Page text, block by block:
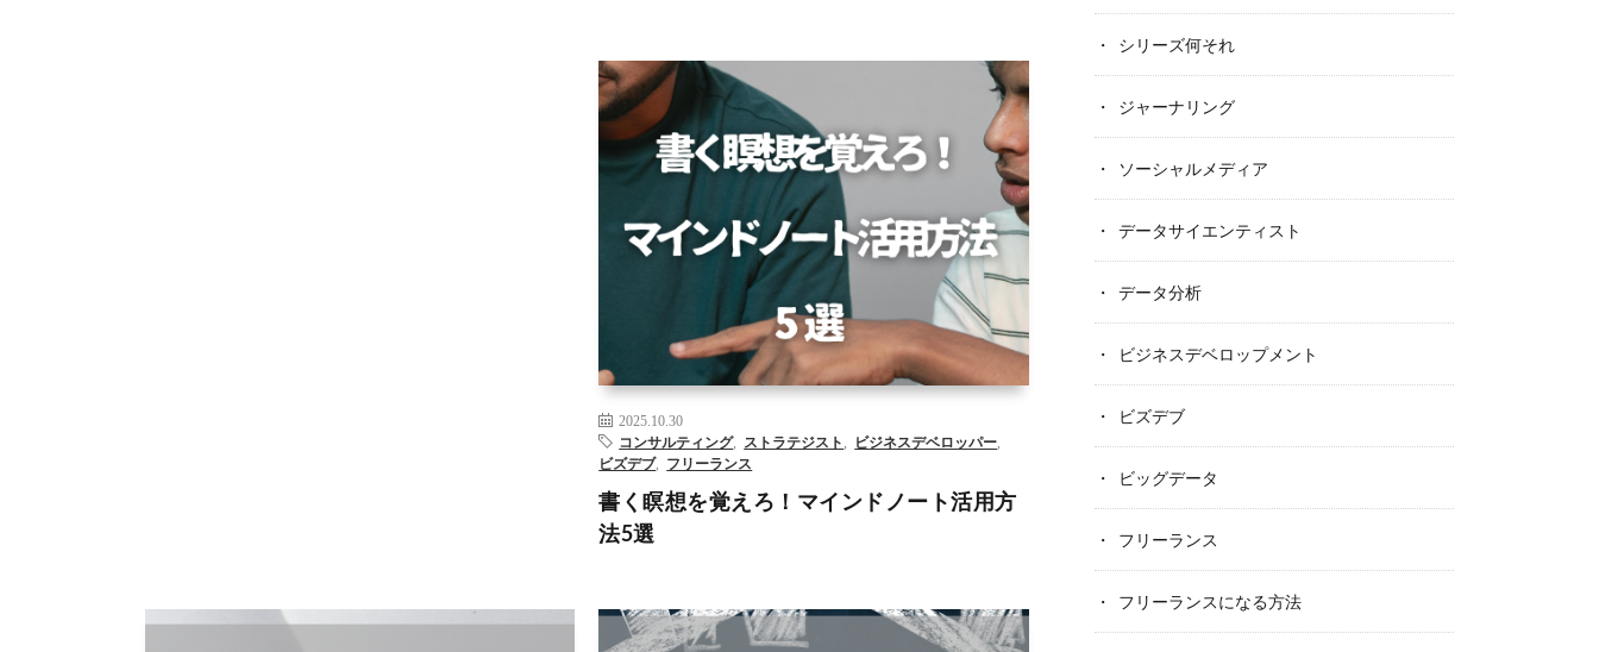
WEBライティングアーティストデートコンサ
データサイエンティストデータ分析ビジネス
デベロップメントビズデブフリーランス
フリーランスに
マインドノート マーケティングリスキリング
人工知能
新規事業 – >
2025.10.30
コンサルティング, ストラテジスト ビジネスデベロッパー
ビズデブ, フリーランス
書く瞑想を覚えろ！マインドノート活用方
法5選
シリーズ何それ
ジャーナリング
ソーシャルメディア
データサイエンティスト
データ分析
ビジネスデベロップメント
ビズデブ
ビッグデータ
フリーランス
フリーランスになる方法